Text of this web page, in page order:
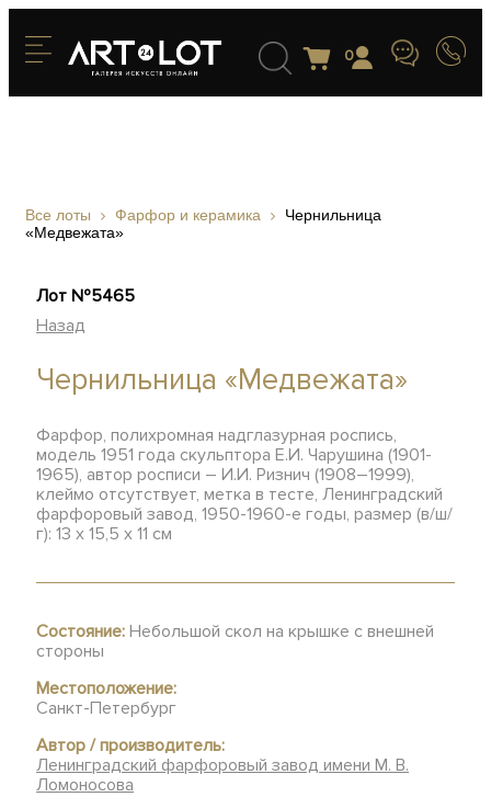
0
Все лоты Фарфор и керамика
Чернильница
«Медвежата»
Лот №5465
Назад
Чернильница «Медвежата»
Фарфор, полихромная надглазурная роспись,
модель 1951 года скульптора Е.И. Чарушина (1901-
1965), автор росписи – И.И. Ризнич (1908–1999),
клеймо отсутствует, метка в тесте, Ленинградский
фарфоровый завод, 1950-1960-е годы, размер (в/ш/
г): 13 х 15,5 х 11 см
Состояние: Небольшой скол на крышке с внешней
стороны
Местоположение:
Санкт-Петербург
Автор / производитель:
Ленинградский фарфоровый завод имени М. В.
Ломоносова